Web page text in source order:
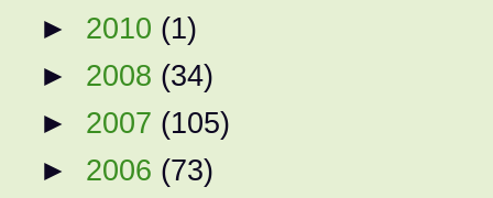
► 2010 (1)
► 2008 (34)
► 2007 (105)
► 2006 (73)